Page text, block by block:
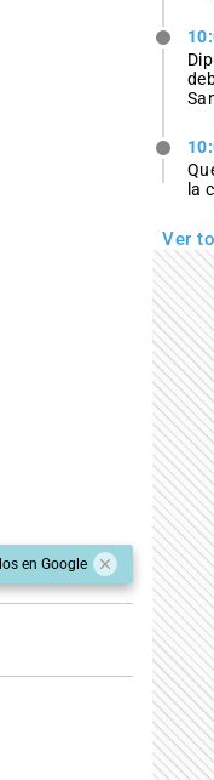
en Google
la
Ver